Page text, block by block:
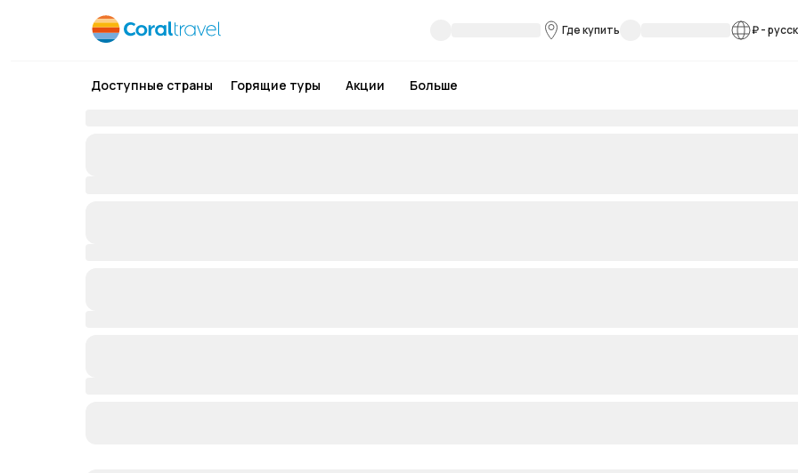
Где купить ₽-
Доступные страны Горящие туры Акции Больше